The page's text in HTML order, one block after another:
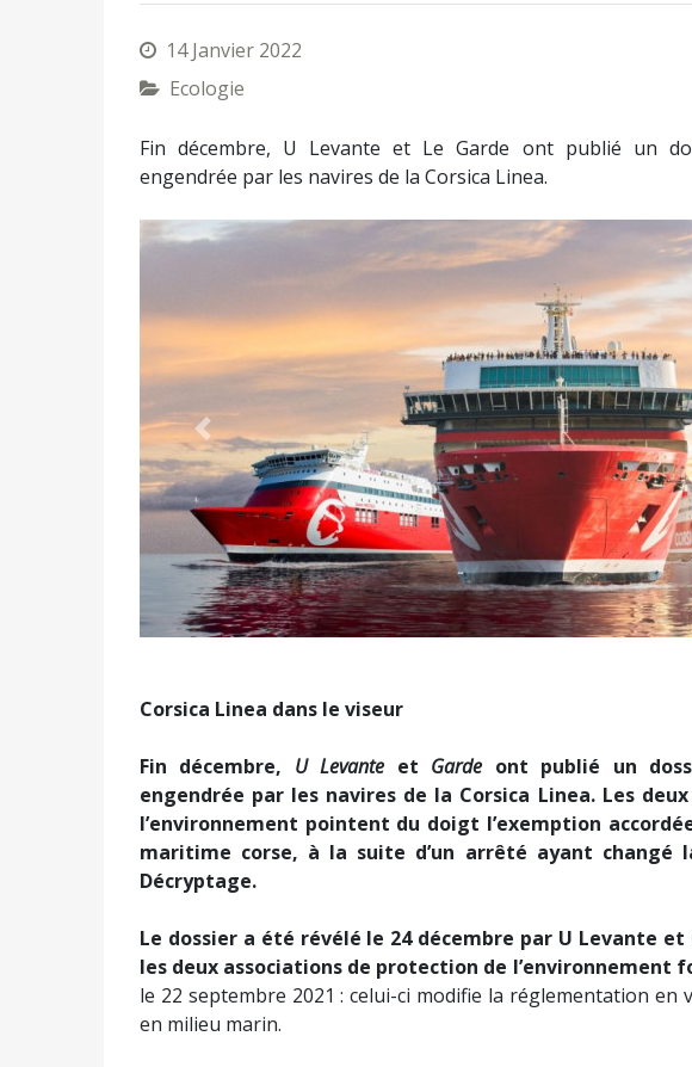
14 Janvier 2022
Ecologie
Fin décembre, U Levante et Le Garde ont publié un
engendrée par les navires de la Corsica Linea.
Précédent
Corsica Linea dans le viseur
Fin décembre, U Levante et Garde ont publié un
engendrée par les navires de la Corsica Linea. Les
l’environnement pointent du doigt l’exemption
maritime corse, à la suite d’un arrêté ayant changé
Décryptage.
Le dossier a été révélé le 24 décembre par U Levante
les deux associations de protection de l’environnement
le 22 septembre 2021 : celui-ci modifie la réglementation en
en milieu marin.